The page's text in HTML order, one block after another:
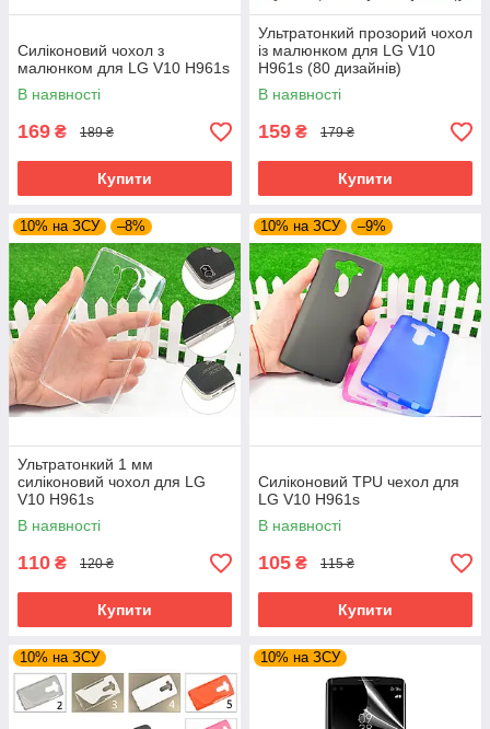
Силіконовий чохол з
малюнком для LG V10 H961s
В наявності
169 ₴ 189 ₴
Купити
Ультратонкий прозорий чохол
із малюнком для LG V10
H961s (80 дизайнів)
В наявності
159 ₴ 179 ₴
Купити
10% на ЗСУ –8%
Ультратонкий 1 мм
силіконовий чохол для LG
V10 H961s
В наявності
110 ₴ 120 ₴
Купити
10% на ЗСУ –9%
Силіконовий TPU чехол для
LG V10 H961s
В наявності
105 ₴ 115 ₴
Купити
10% на ЗСУ 10% на ЗСУ